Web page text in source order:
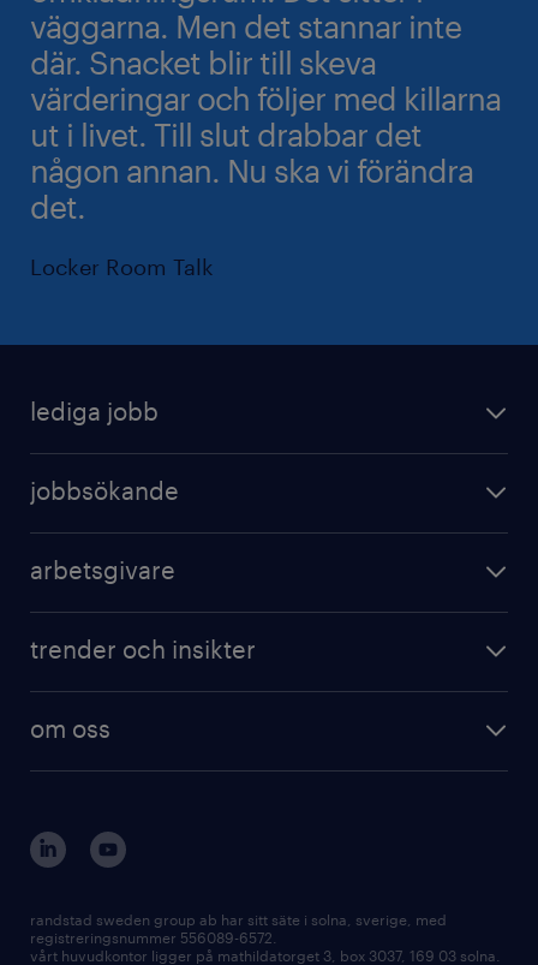
väggarna. Men det stannar inte
där. Snacket blir till skeva
värderingar och följer med killarna
ut i livet. Till slut drabbar det
någon annan. Nu ska vi förändra
det.
Locker Room Talk
lediga jobb
jobbsökande
arbetsgivare
trender och insikter
om oss
randstad sweden group ab har sitt säte i solna, sverige, med
registreringsnummer 556089-6572.
vårt huvudkontor ligger på mathildatorget 3, box 3037, 169 03 solna.